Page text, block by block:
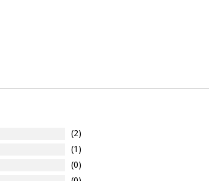
(2)
(1)
(0)